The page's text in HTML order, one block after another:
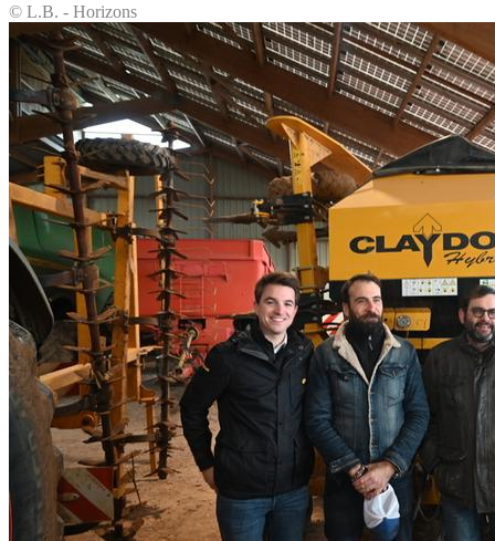
© L.B. - Horizons